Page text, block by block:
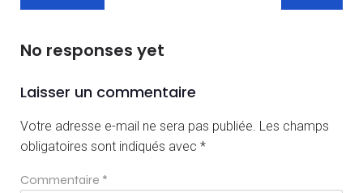
No responses yet
Laisser un commentaire
Votre adresse e-mail ne sera pas publiée. Les champs
obligatoires sont indiqués avec *
Commentaire *